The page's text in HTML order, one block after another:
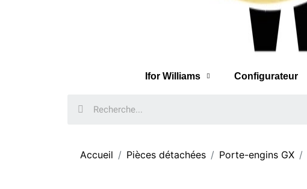
Ifor Williams Configurateur
Accueil Pièces détachées Porte-engins GX